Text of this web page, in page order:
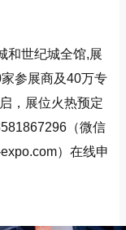
和世纪城全馆,展
参展商及40万专
，展位火热预定
（微信
）在线申